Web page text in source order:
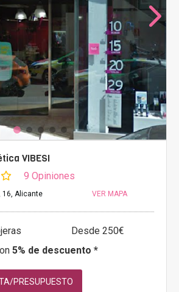
VIBESI
9 Opiniones
16, Alicante VER MAPA
Desde 250€
5% de descuento *
PRESUPUESTO